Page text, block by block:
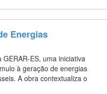
Energias
ES, uma iniciativa
à geração de energias
A obra contextualiza o